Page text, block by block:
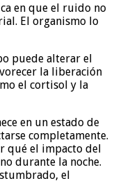
en que el ruido no
El organismo lo
puede alterar el
la liberación
el cortisol y la
en un estado de
completamente.
qué el impacto del
durante la noche.
el